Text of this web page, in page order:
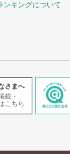
ンキングについて
さまへ
載・
こちら